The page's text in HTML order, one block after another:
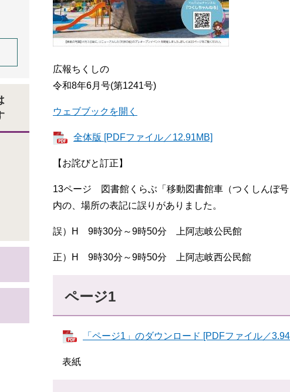
広報ちくしの
令和8年6月号(第1241号)
ウェブブックを開く
全体版 [PDFファイル／12.91MB]
【お詫びと訂正】
13ページ 図書館くらぶ「移動図書館車（つくしんぼ号
内の、場所の表記に誤りがありました。
誤）H 9時30分～9時50分 上阿志岐公民館
正）H 9時30分～9時50分 上阿志岐西公民館
ページ1
「ページ1」のダウンロード [PDFファイル／
表紙